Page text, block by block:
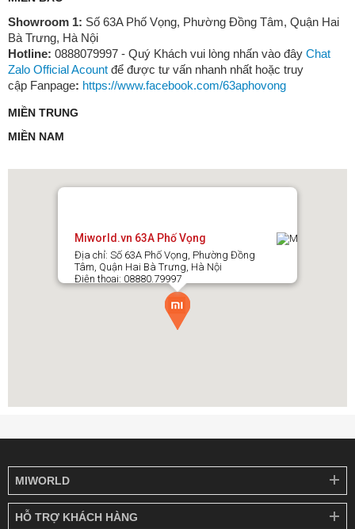
Showroom 1: Số 63A Phố Vọng, Phường Đồng Tâm, Quận Hai
Bà Trưng, Hà Nội
Hotline: 0888079997 - Quý Khách vui lòng nhấn vào đây Chat
Zalo Official Acount để được tư vấn nhanh nhất hoặc truy
cập Fanpage: https://www.facebook.com/63aphovong
MIỀN TRUNG
MIỀN NAM
Miworld.vn 63A Phố Vọng
Địa chỉ: Số 63A Phố Vọng, Phường Đồng
Tâm, Quận Hai Bà Trưng, Hà Nội
Điện thoại: 08880.79997
MIWORLD
HỖ TRỢ KHÁCH HÀNG